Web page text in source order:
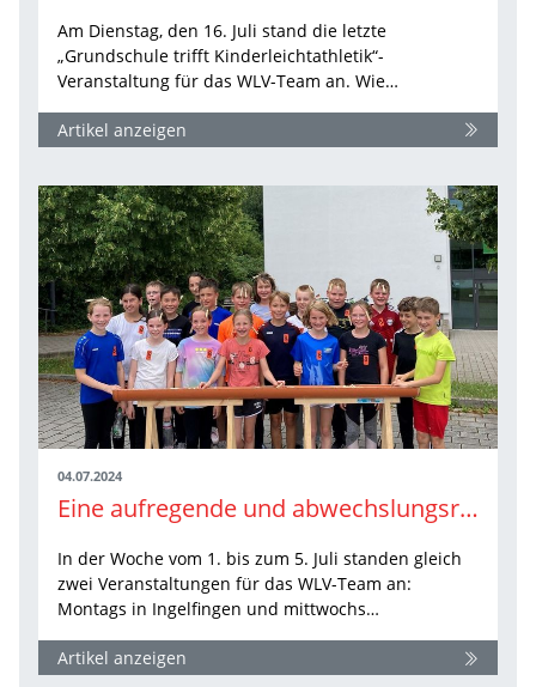
Am Dienstag, den 16. Juli stand die letzte
„Grundschule trifft Kinderleichtathletik“-
Veranstaltung für das WLV-Team an. Wie…
Artikel anzeigen
04.07.2024
Eine aufregende und abwechslungsreiche Woche mit der Veranstaltung „Grundschule trifft…
In der Woche vom 1. bis zum 5. Juli standen gleich
zwei Veranstaltungen für das WLV-Team an:
Montags in Ingelfingen und mittwochs…
Artikel anzeigen